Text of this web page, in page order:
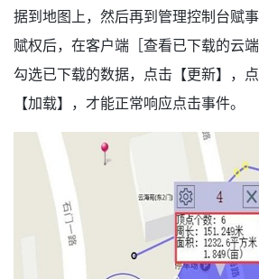
据到地图上，然后再到管理控制台赋
赋权后，在客户端［查看已下载的云
勾选已下载的数据，点击【更新】，
【加载】，才能正常响应点击事件。